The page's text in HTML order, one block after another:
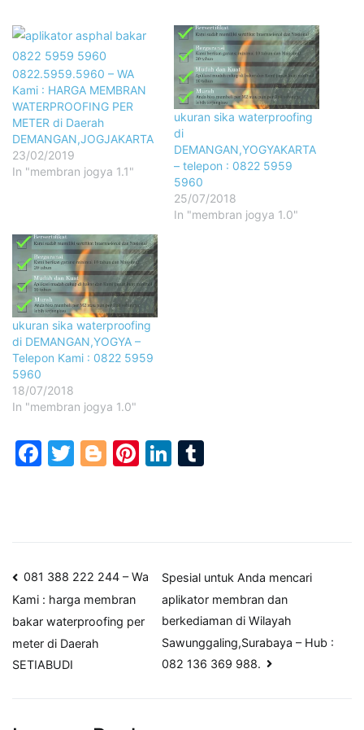
0822.5959.5960 – WA
Kami : HARGA MEMBRAN
WATERPROOFING PER
METER di Daerah
DEMANGAN,JOGJAKARTA
23/02/2019
In "membran jogya 1.1"
ukuran sika waterproofing
di
DEMANGAN,YOGYAKARTA
– telepon : 0822 5959
5960
25/07/2018
In "membran jogya 1.0"
ukuran sika waterproofing
di DEMANGAN,YOGYA –
Telepon Kami : 0822 5959
5960
18/07/2018
In "membran jogya 1.0"
Facebook
Twitter
Blogger
Pinterest
LinkedIn
Post
navigation
081 388 222 244 – Wa
Kami : harga membran
bakar waterproofing per
meter di Daerah
SETIABUDI
Spesial untuk Anda mencari
aplikator membran dan
berkediaman di Wilayah
Sawunggaling,Surabaya – Hub :
082 136 369 988.